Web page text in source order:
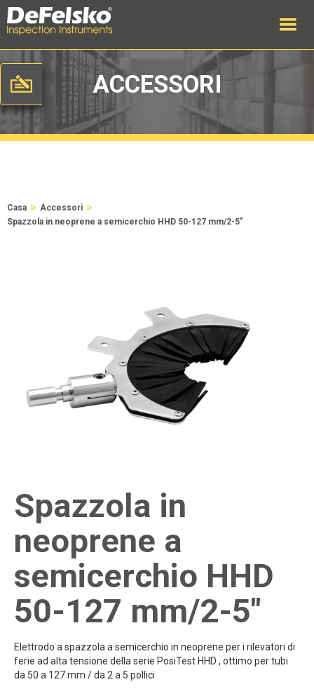
ACCESSORI
Casa > Accessori >
Spazzola in neoprene a semicerchio HHD 50-127 mm/2-5"
Spazzola in
neoprene a
semicerchio HHD
50-127 mm/2-5"
Elettrodo a spazzola a semicerchio in neoprene per i rilevatori di
ferie ad alta tensione della serie PosiTest HHD , ottimo per tubi
da 50 a 127 mm / da 2 a 5 pollici